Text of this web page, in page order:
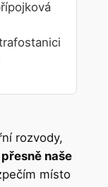
rozvody,
naše
místo